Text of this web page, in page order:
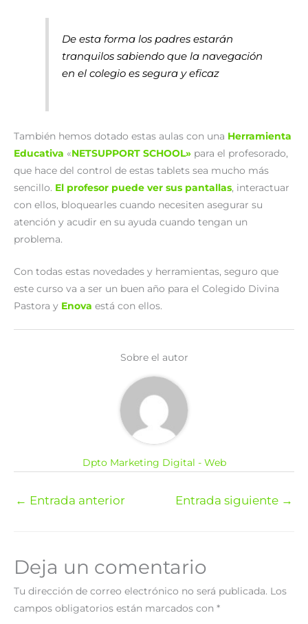
De esta forma los padres estarán
tranquilos sabiendo que la navegación
en el colegio es segura y eficaz
También hemos dotado estas aulas con una Herramienta
Educativa «NETSUPPORT SCHOOL» para el profesorado,
que hace del control de estas tablets sea mucho más
sencillo. El profesor puede ver sus pantallas, interactuar
con ellos, bloquearles cuando necesiten asegurar su
atención y acudir en su ayuda cuando tengan un
problema.
Con todas estas novedades y herramientas, seguro que
este curso va a ser un buen año para el Colegido Divina
Pastora y Enova está con ellos.
Sobre el autor
Dpto Marketing Digital - Web
← Entrada anterior Entrada siguiente →
Deja un comentario
Tu dirección de correo electrónico no será publicada. Los
campos obligatorios están marcados con *